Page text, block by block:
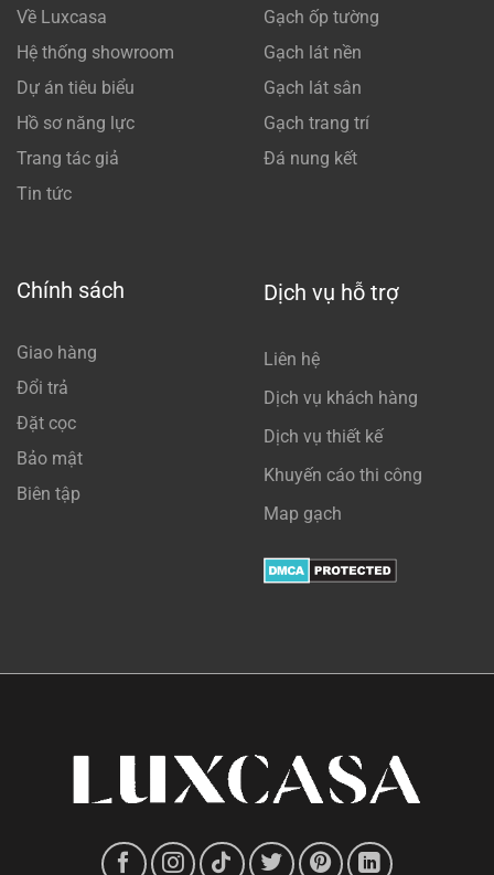
Về Luxcasa
Hệ thống showroom
Dự án tiêu biểu
Hồ sơ năng lực
Trang tác giả
Tin tức
Gạch ốp tường
Gạch lát nền
Gạch lát sân
Gạch trang trí
Đá nung kết
Chính sách
Giao hàng
Đổi trả
Đặt cọc
Bảo mật
Biên tập
Dịch vụ hỗ trợ
Liên hệ
Dịch vụ khách hàng
Dịch vụ thiết kế
Khuyến cáo thi công
Map gạch